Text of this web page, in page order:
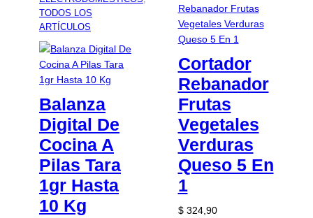
TODOS LOS
ARTÍCULOS
Balanza
Digital De
Cocina A
Pilas Tara
1gr Hasta
10 Kg
Cortador
Rebanador
Frutas
Vegetales
Verduras
Queso 5 En
1
$324,90